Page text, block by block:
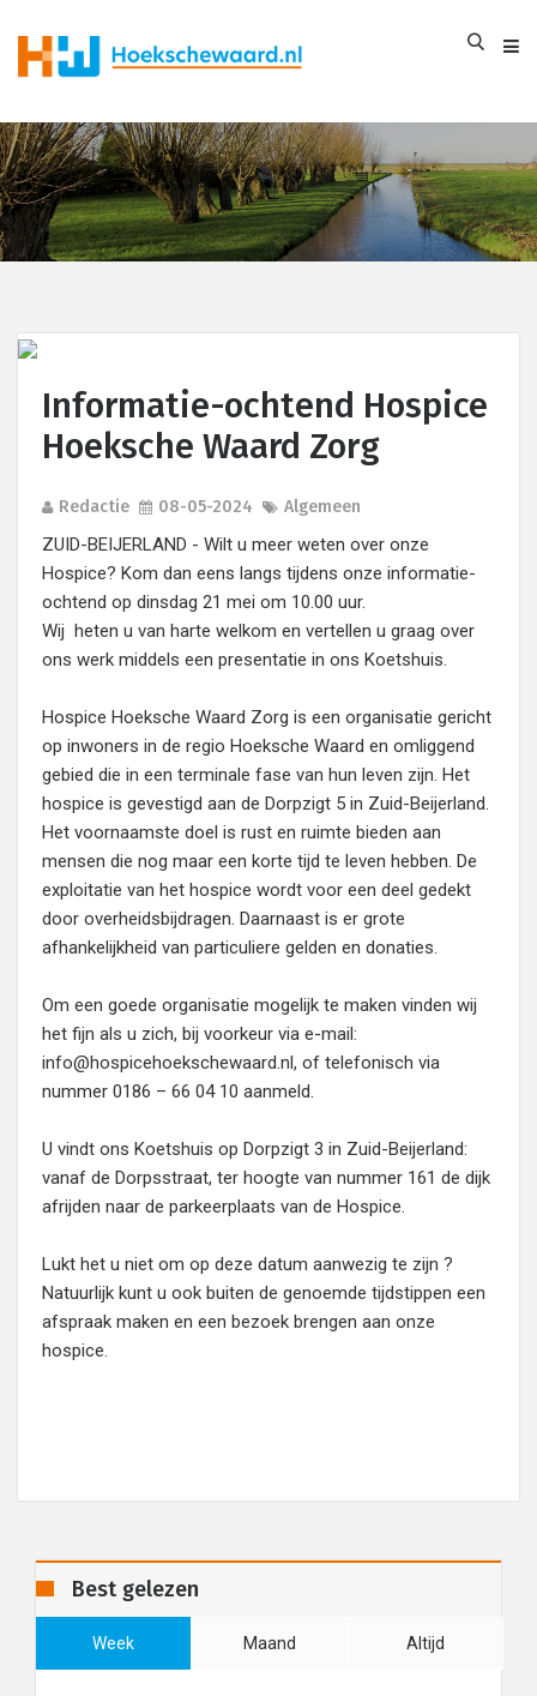
Informatie-ochtend Hospice
Hoeksche Waard Zorg
Redactie 08-05-2024 Algemeen
ZUID-BEIJERLAND - Wilt u meer weten over onze
Hospice? Kom dan eens langs tijdens onze informatie-
ochtend op dinsdag 21 mei om 10.00 uur.
Wij heten u van harte welkom en vertellen u graag over
ons werk middels een presentatie in ons Koetshuis.
Hospice Hoeksche Waard Zorg is een organisatie gericht
op inwoners in de regio Hoeksche Waard en omliggend
gebied die in een terminale fase van hun leven zijn. Het
hospice is gevestigd aan de Dorpzigt 5 in Zuid-Beijerland.
Het voornaamste doel is rust en ruimte bieden aan
mensen die nog maar een korte tijd te leven hebben. De
exploitatie van het hospice wordt voor een deel gedekt
door overheidsbijdragen. Daarnaast is er grote
afhankelijkheid van particuliere gelden en donaties.
Om een goede organisatie mogelijk te maken vinden wij
het fijn als u zich, bij voorkeur via e-mail:
info@hospicehoekschewaard.nl, of telefonisch via
nummer 0186 – 66 04 10 aanmeld.
U vindt ons Koetshuis op Dorpzigt 3 in Zuid-Beijerland:
vanaf de Dorpsstraat, ter hoogte van nummer 161 de dijk
afrijden naar de parkeerplaats van de Hospice.
Lukt het u niet om op deze datum aanwezig te zijn ?
Natuurlijk kunt u ook buiten de genoemde tijdstippen een
afspraak maken en een bezoek brengen aan onze
hospice.
Best gelezen
Week Maand Altijd